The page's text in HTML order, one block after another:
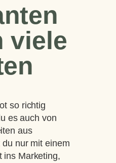
viele
so richtig
es auch von
aus
nur mit einem
ins Marketing,